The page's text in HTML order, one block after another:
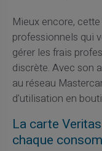
Mieux encore, cette
professionnels qui
gérer les frais
discrète. Avec son
au réseau
d'utilisation en
La carte
chaque